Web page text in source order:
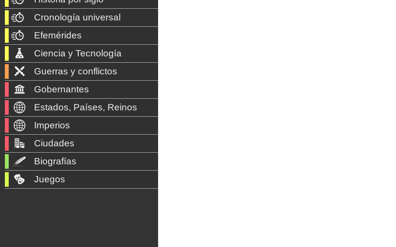
Cronología universal
Efemérides
Ciencia y Tecnología
Guerras y conflictos
Gobernantes
Estados, Países, Reinos
Imperios
Ciudades
Biografías
Juegos